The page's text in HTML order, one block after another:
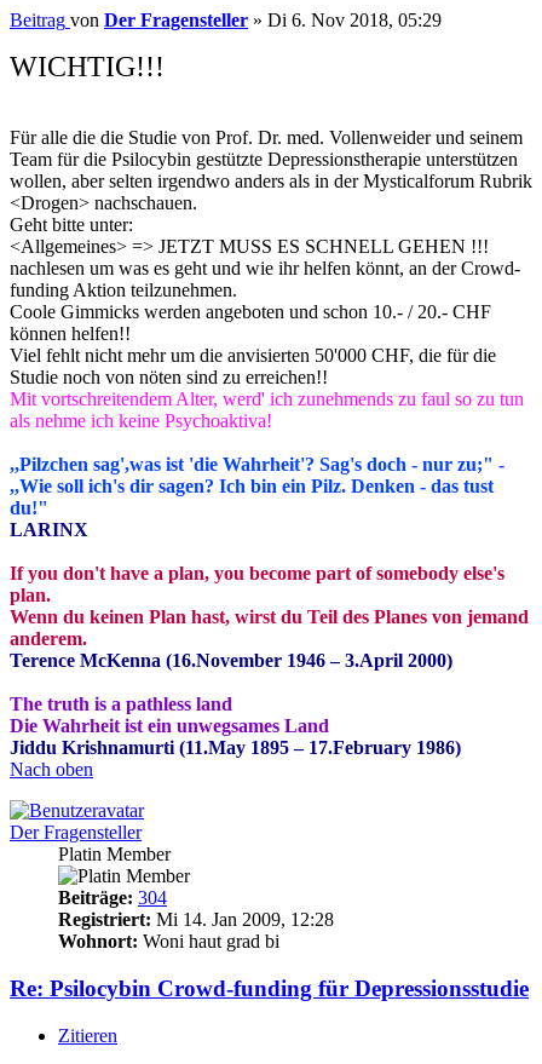
Beitrag von Der Fragensteller » Di 6. Nov 2018, 05:29
WICHTIG!!!
Für alle die die Studie von Prof. Dr. med. Vollenweider und seinem
Team für die Psilocybin gestützte Depressionstherapie unterstützen
wollen, aber selten irgendwo anders als in der Mysticalforum Rubrik
<Drogen> nachschauen.
Geht bitte unter:
<Allgemeines> => JETZT MUSS ES SCHNELL GEHEN !!!
nachlesen um was es geht und wie ihr helfen könnt, an der Crowd-
funding Aktion teilzunehmen.
Coole Gimmicks werden angeboten und schon 10.- / 20.- CHF
können helfen!!
Viel fehlt nicht mehr um die anvisierten 50'000 CHF, die für die
Studie noch von nöten sind zu erreichen!!
Mit vortschreitendem Alter, werd' ich zunehmends zu faul so zu tun
als nehme ich keine Psychoaktiva!
,,Pilzchen sag',was ist 'die Wahrheit'? Sag's doch - nur zu;" -
,,Wie soll ich's dir sagen? Ich bin ein Pilz. Denken - das tust
du!"
LARINX
If you don't have a plan, you become part of somebody else's
plan.
Wenn du keinen Plan hast, wirst du Teil des Planes von jemand
anderem.
Terence McKenna (16.November 1946 – 3.April 2000)
The truth is a pathless land
Die Wahrheit ist ein unwegsames Land
Jiddu Krishnamurti (11.May 1895 – 17.February 1986)
Nach oben
Der Fragensteller
Platin Member
Beiträge: 304
Registriert: Mi 14. Jan 2009, 12:28
Wohnort: Woni haut grad bi
Re: Psilocybin Crowd-funding für Depressionsstudie
Zitieren